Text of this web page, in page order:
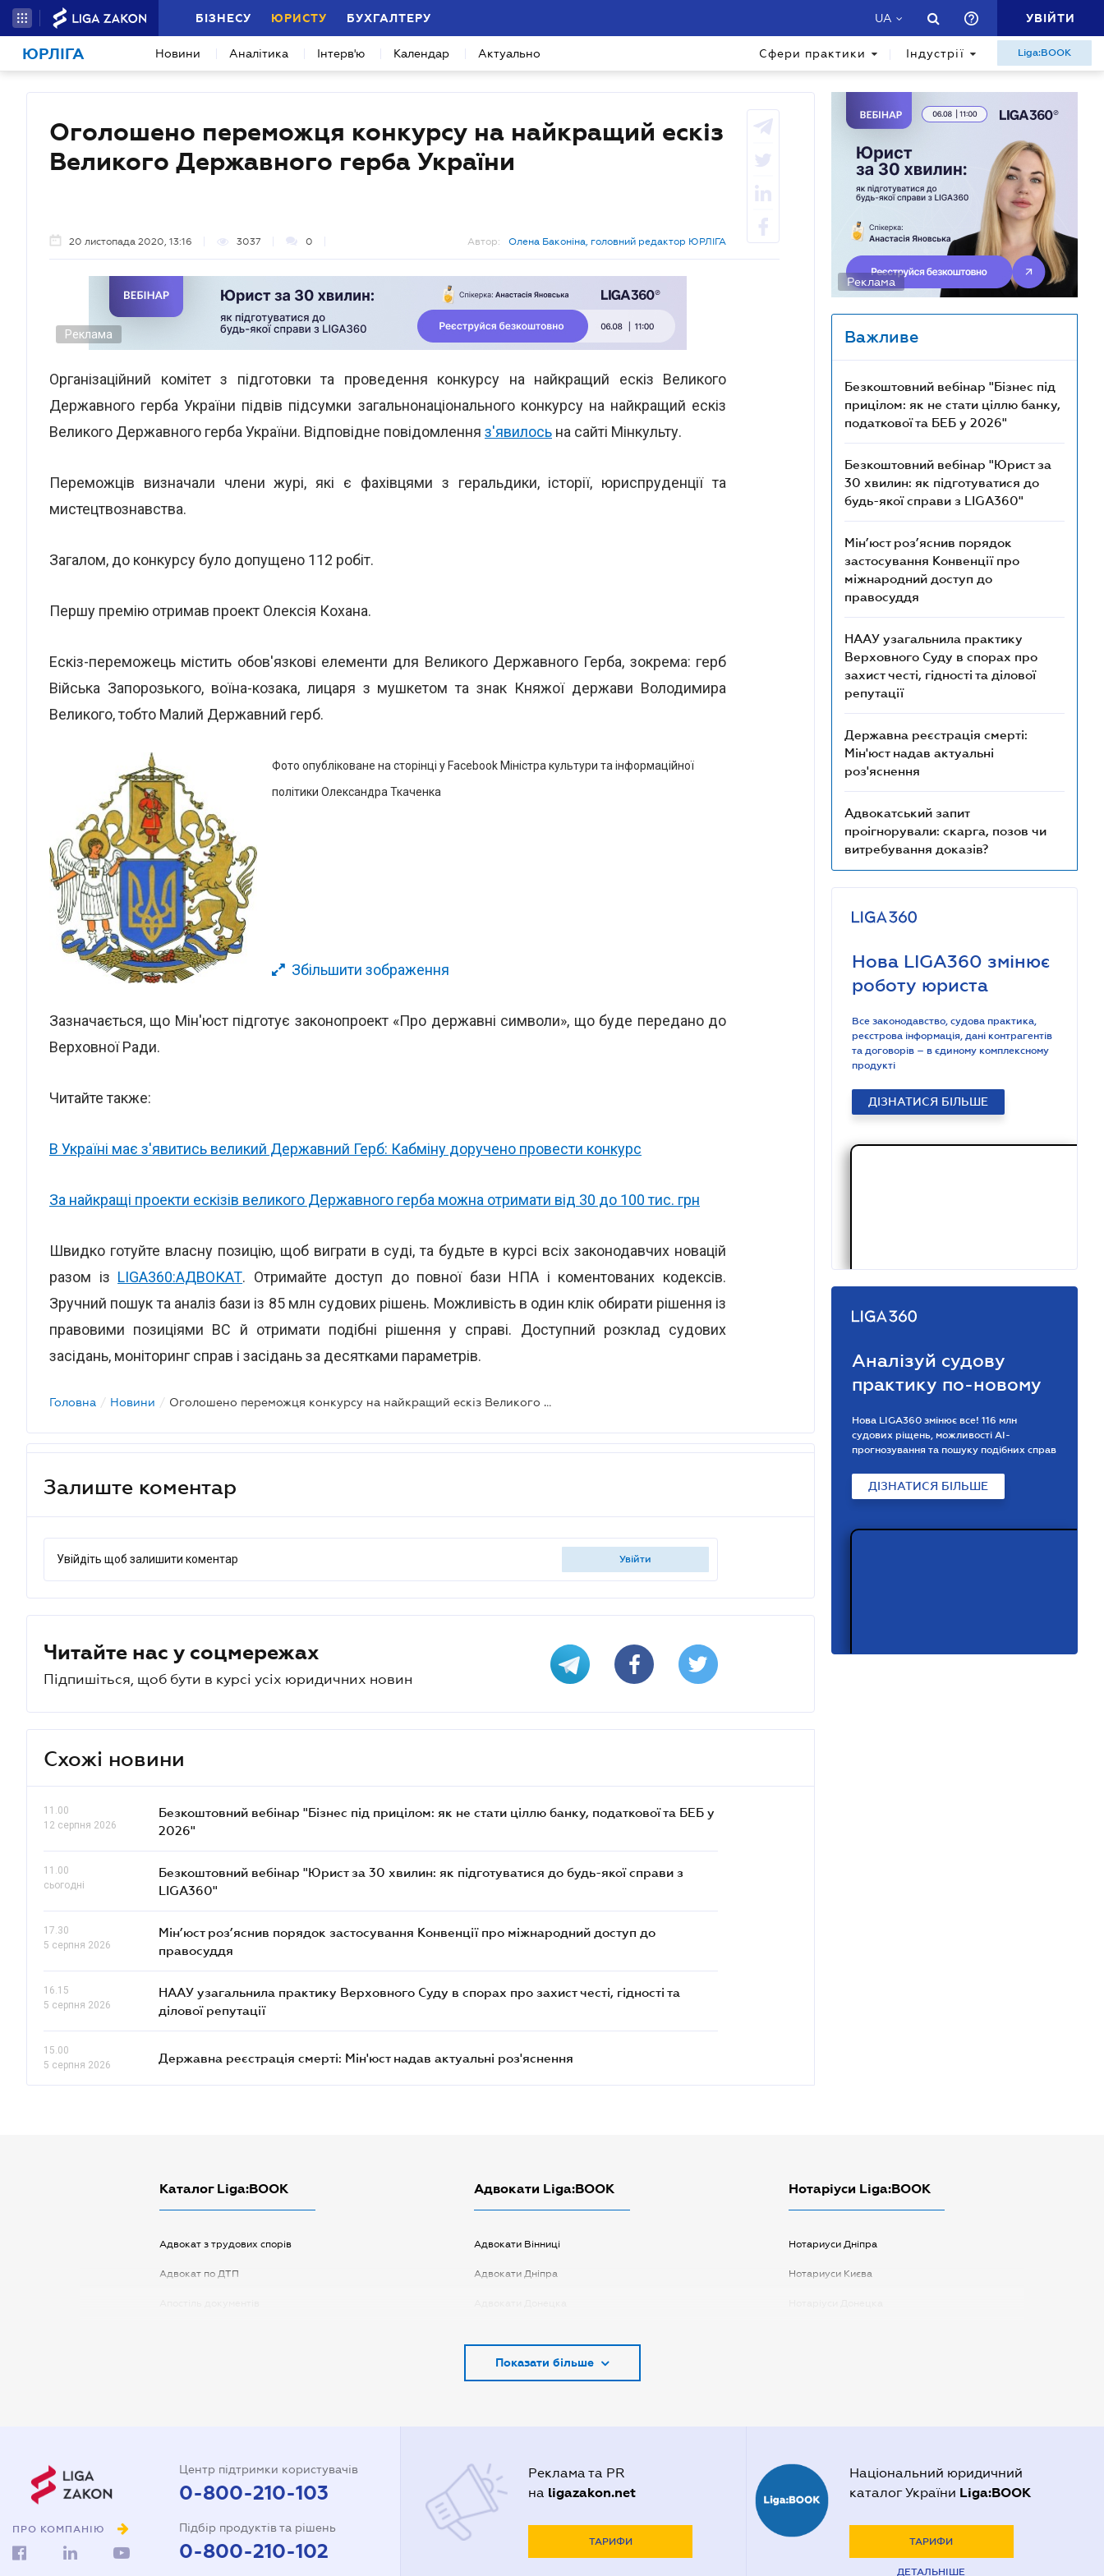
БІЗНЕСУ ЮРИСТУ БУХГАЛТЕРУ UA УВІЙТИ
ЮРЛІГА Новини Аналітика Інтерв'ю Календар Актуально Сфери практики Індустрії Liga:BOOK
Оголошено переможця конкурсу на найкращий ескіз
Великого Державного герба України
20 листопада 2020, 13:16 3037 0 Автор: Олена Баконіна, головний редактор ЮРЛІГА
Реклама
Організаційний комітет з підготовки та проведення конкурсу на найкращий ескіз Великого
Державного герба України підвів підсумки загальнонаціонального конкурсу на найкращий ескіз
Великого Державного герба України. Відповідне повідомлення з'явилось на сайті Мінкульту.
Переможців визначали члени журі, які є фахівцями з геральдики, історії, юриспруденції та
мистецтвознавства.
Загалом, до конкурсу було допущено 112 робіт.
Першу премію отримав проект Олексія Кохана.
Ескіз-переможець містить обов'язкові елементи для Великого Державного Герба, зокрема: герб
Війська Запорозького, воїна-козака, лицаря з мушкетом та знак Княжої держави Володимира
Великого, тобто Малий Державний герб.
Фото опубліковане на сторінці у Facebook Міністра культури та інформаційної
політики Олександра Ткаченка
Збільшити зображення
Зазначається, що Мін'юст підготує законопроект «Про державні символи», що буде передано до
Верховної Ради.
Читайте также:
В Україні має з'явитись великий Державний Герб: Кабміну доручено провести конкурс
За найкращі проекти ескізів великого Державного герба можна отримати від 30 до 100 тис. грн
Швидко готуйте власну позицію, щоб виграти в суді, та будьте в курсі всіх законодавчих новацій
разом із LIGA360:АДВОКАТ. Отримайте доступ до повної бази НПА і коментованих кодексів.
Зручний пошук та аналіз бази із 85 млн судових рішень. Можливість в один клік обирати рішення із
правовими позиціями ВС й отримати подібні рішення у справі. Доступний розклад судових
засідань, моніторинг справ і засідань за десятками параметрів.
Головна / Новини / Оголошено переможця конкурсу на найкращий ескіз Великого Державного герба України
Залиште коментар
Увійдіть щоб залишити коментар увійти
Читайте нас у соцмережах
Підпишіться, щоб бути в курсі усіх юридичних новин
Схожі новини
11.00
12 серпня 2026
Безкоштовний вебінар "Бізнес під прицілом: як не стати ціллю банку, податкової та БЕБ у
2026"
11.00
сьогодні
Безкоштовний вебінар "Юрист за 30 хвилин: як підготуватися до будь-якої справи з
LIGA360"
17.30
5 серпня 2026
Мін’юст роз’яснив порядок застосування Конвенції про міжнародний доступ до
правосуддя
16.15
5 серпня 2026
НААУ узагальнила практику Верховного Суду в спорах про захист честі, гідності та
ділової репутації
15.00
5 серпня 2026
Державна реєстрація смерті: Мін'юст надав актуальні роз'яснення
Реклама
Важливе
Безкоштовний вебінар "Бізнес під
прицілом: як не стати ціллю банку,
податкової та БЕБ у 2026"
Безкоштовний вебінар "Юрист за
30 хвилин: як підготуватися до
будь-якої справи з LIGA360"
Мін’юст роз’яснив порядок
застосування Конвенції про
міжнародний доступ до
правосуддя
НААУ узагальнила практику
Верховного Суду в спорах про
захист честі, гідності та ділової
репутації
Державна реєстрація смерті:
Мін'юст надав актуальні
роз'яснення
Адвокатський запит
проігнорували: скарга, позов чи
витребування доказів?
Нова LIGA360 змінює
роботу юриста
Все законодавство, судова практика,
реєстрова інформація, дані контрагентів
та договорів – в єдиному комплексному
продукті
ДІЗНАТИСЯ БІЛЬШЕ
Аналізуй судову
практику по-новому
Нова LIGA360 змінює все! 116 млн
судових ріщень, можливості АІ-
прогнозування та пошуку подібних справ
ДІЗНАТИСЯ БІЛЬШЕ
Каталог Liga:BOOK
Адвокат з трудових спорів
Адвокат по ДТП
інтересів в суді
Довіреність на реєстрацію
Адвокати Liga:BOOK
Адвокати Вінниці
Адвокати Дніпра
Адвокати Києва
Адвокати Полтави
Адвокати Харькова
Адвокаты Кривого Рогу
Нотаріуси Liga:BOOK
Нотариуси Дніпра
Нотариуси Києва
Показати більше
ПРО КОМПАНІЮ
Центр підтримки користувачів
0-800-210-103
Підбір продуктів та рішень
0-800-210-102
Реклама та PR
на ligazakon.net
ТАРИФИ
Національний юридичний
каталог України Liga:BOOK
ТАРИФИ
ДЕТАЛЬНІШЕ